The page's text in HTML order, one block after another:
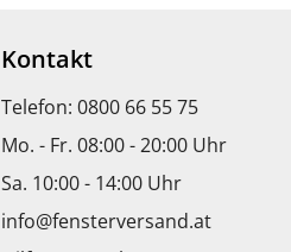
Kontakt
Telefon: 0800 66 55 75
Mo. - Fr. 08:00 - 20:00 Uhr
Sa. 10:00 - 14:00 Uhr
info@fensterversand.at